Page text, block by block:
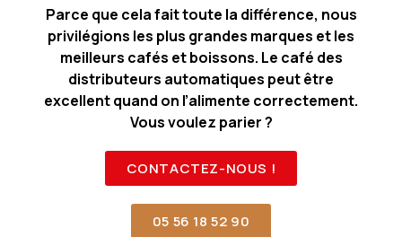
Parce que cela fait toute la différence, nous
privilégions les plus grandes marques et les
meilleurs cafés et boissons. Le café des
distributeurs automatiques peut être
excellent quand on l’alimente correctement.
Vous voulez parier ?
CONTACTEZ-NOUS !
05 56 18 52 90